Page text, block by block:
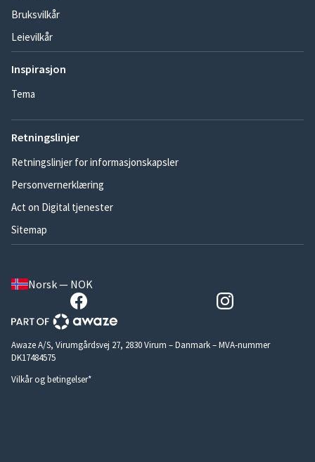
Bruksvilkår
Leievilkår
Inspirasjon
Tema
Retningslinjer
Retningslinjer for informasjonskapsler
Personvernerklæring
Act on Digital tjenester
Sitemap
Norsk — NOK
Awaze A/S, Virumgårdsvej 27, 2830 Virum – Danmark – MVA-nummer
DK17484575
Vilkår og betingelser*